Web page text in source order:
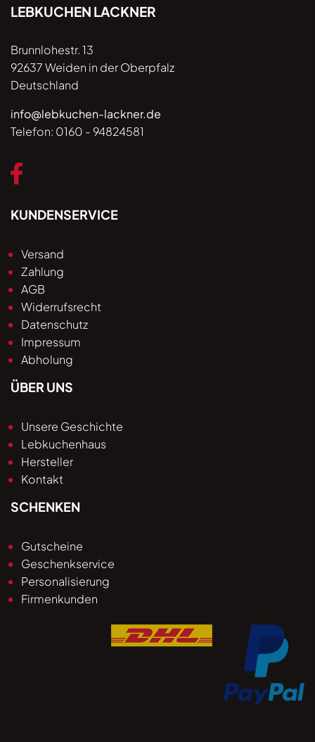
LEBKUCHEN LACKNER
Brunnlohestr. 13
92637 Weiden in der Oberpfalz
Deutschland
info@lebkuchen-lackner.de
Telefon: 0160 - 94824581
KUNDENSERVICE
Versand
Zahlung
AGB
Widerrufsrecht
Datenschutz
Impressum
Abholung
ÜBER UNS
Unsere Geschichte
Lebkuchenhaus
Hersteller
Kontakt
SCHENKEN
Gutscheine
Geschenkservice
Personalisierung
Firmenkunden